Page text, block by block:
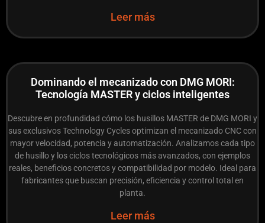
Leer más
Dominando el mecanizado con DMG MORI:
Tecnología MASTER y ciclos inteligentes
Descubre en profundidad cómo los husillos MASTER de DMG MORI y
sus exclusivos Technology Cycles optimizan el mecanizado CNC con
mayor velocidad, potencia y automatización. Analizamos cada tipo
de husillo y los ciclos tecnológicos más avanzados, con ejemplos
reales, beneficios concretos y compatibilidad por modelo. Ideal para
fabricantes que buscan precisión, eficiencia y control total en
planta.
Leer más